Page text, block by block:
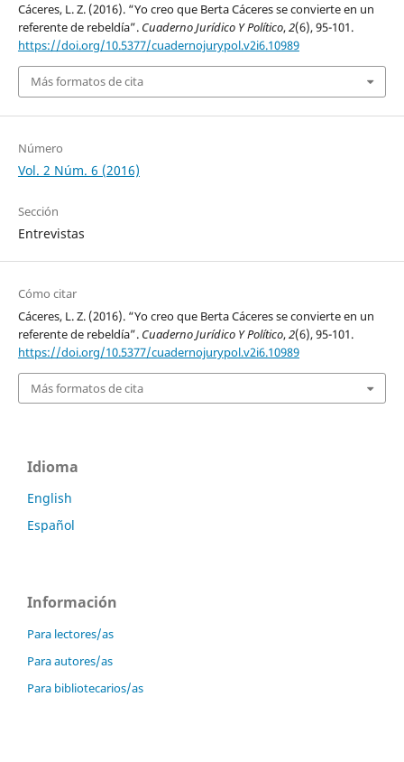
Cáceres, L. Z. (2016). “Yo creo que Berta Cáceres se convierte en un
referente de rebeldía”. Cuaderno Jurídico Y Político,2(6), 95-101.
https://doi.org/10.5377/cuadernojurypol.v2i6.10989
Más formatos de cita
Número
Vol. 2 Núm. 6 (2016)
Sección
Entrevistas
Cómo citar
Cáceres, L. Z. (2016). “Yo creo que Berta Cáceres se convierte en un
referente de rebeldía”. Cuaderno Jurídico Y Político,2(6), 95-101.
https://doi.org/10.5377/cuadernojurypol.v2i6.10989
Más formatos de cita
Idioma
English
Español
Información
Para lectores/as
Para autores/as
Para bibliotecarios/as